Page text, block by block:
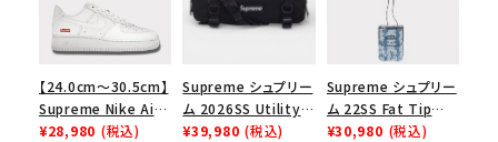
【24.0cm～30.5cm】
Supreme Nike Air
Force 1 Low シュプ
¥28,980 (税込)
Supreme シュプリー
ム 2026SS Utility
Bag ユーティリティ
¥39,980 (税込)
Supreme シュプリー
ム 22SS Fat Tip
Jacquard Denim
¥30,980 (税込)